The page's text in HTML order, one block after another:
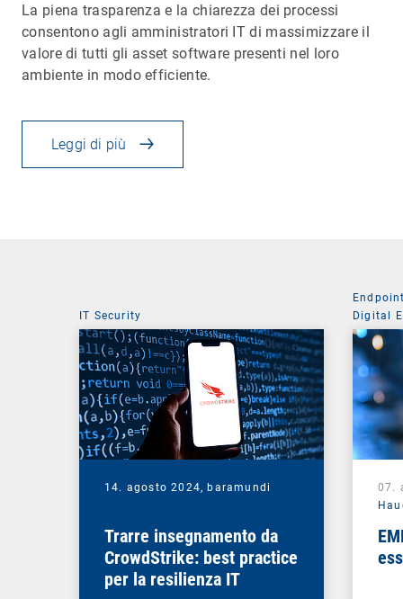
La piena trasparenza e la chiarezza dei processi
consentono agli amministratori IT di massimizzare il
valore di tutti gli asset software presenti nel loro
ambiente in modo efficiente.
Leggi di più
IT Security
14. agosto 2024,baramundi
Trarre insegnamento da
CrowdStrike: best practice
per la resilienza IT
Digital
Mobile
07.